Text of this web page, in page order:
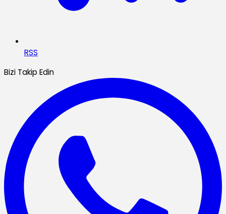
RSS
Bizi Takip Edin